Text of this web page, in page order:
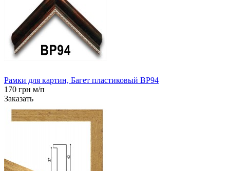
Рамки для картин, Багет пластиковый BP94
170 грн м/п
Заказать